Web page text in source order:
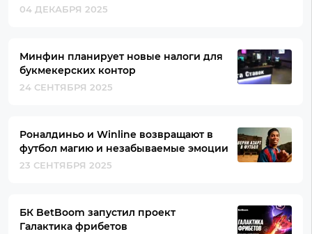
04 ДЕКАБРЯ 2025
Минфин планирует новые налоги для
букмекерских контор
24 СЕНТЯБРЯ 2025
Роналдиньо и Winline возвращают в
футбол магию и незабываемые эмоции
23 СЕНТЯБРЯ 2025
БК BetBoom запустил проект
Галактика фрибетов